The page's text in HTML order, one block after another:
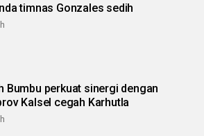
timnas Gonzales sedih
Bumbu perkuat sinergi dengan
Kalsel cegah Karhutla